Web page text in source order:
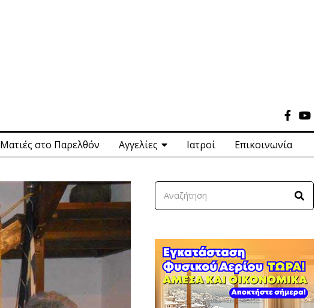
Ματιές στο Παρελθόν Αγγελίες Ιατροί Επικοινωνία